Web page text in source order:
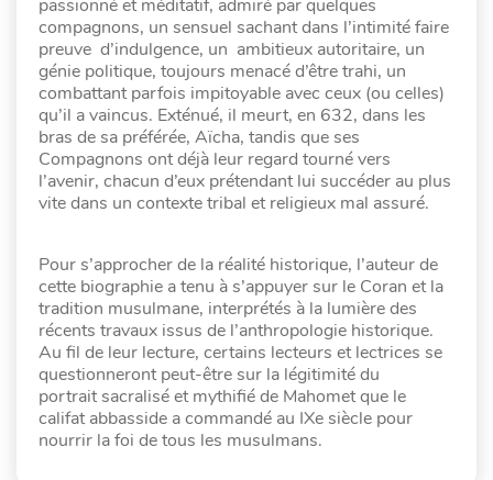
passionné et méditatif, admiré par quelques
compagnons, un sensuel sachant dans l’intimité faire
preuve d’indulgence, un ambitieux autoritaire, un
génie politique, toujours menacé d’être trahi, un
combattant parfois impitoyable avec ceux (ou celles)
qu’il a vaincus. Exténué, il meurt, en 632, dans les
bras de sa préférée, Aïcha, tandis que ses
Compagnons ont déjà leur regard tourné vers
l’avenir, chacun d’eux prétendant lui succéder au plus
vite dans un contexte tribal et religieux mal assuré.
Pour s’approcher de la réalité historique, l’auteur de
cette biographie a tenu à s’appuyer sur le Coran et la
tradition musulmane, interprétés à la lumière des
récents travaux issus de l’anthropologie historique.
Au fil de leur lecture, certains lecteurs et lectrices se
questionneront peut-être sur la légitimité du
portrait sacralisé et mythifié de Mahomet que le
califat abbasside a commandé au IXe siècle pour
nourrir la foi de tous les musulmans.